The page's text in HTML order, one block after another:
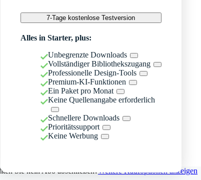
7-Tage kostenlose Testversion
Alles in Starter, plus:
Unbegrenzte Downloads
Vollständiger Bibliothekszugang
Professionelle Design-Tools
Premium-KI-Funktionen
Ein Paket pro Monat
Keine Quellenangabe erforderlich
Schnellere Downloads
Prioritätssupport
Keine Werbung
Sie kein Abo abschließen?Weitere Kaufoptionen anzeigen